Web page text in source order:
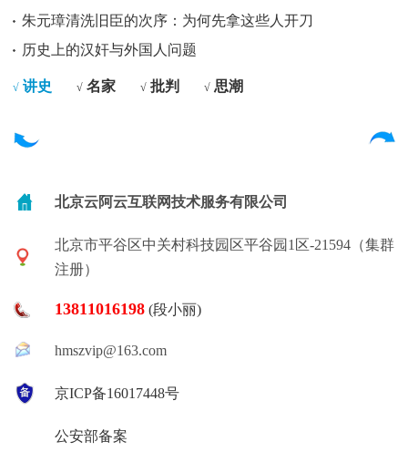
朱元璋清洗旧臣的次序：为何先拿这些人开刀
历史上的汉奸与外国人问题
√ 讲史 √ 名家 √ 批判 √ 思潮
北京云阿云互联网技术服务有限公司
北京市平谷区中关村科技园区平谷园1区-21594（集群
注册）
13811016198 (段小丽)
hmszvip@163.com
京ICP备16017448号
公安部备案